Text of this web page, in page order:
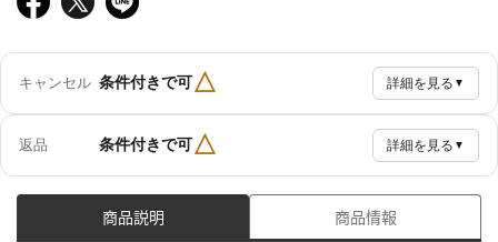
キャンセル 条件付きで可△ 詳細を見る ▼
返品 条件付きで可△ 詳細を見る ▼
商品説明 商品情報